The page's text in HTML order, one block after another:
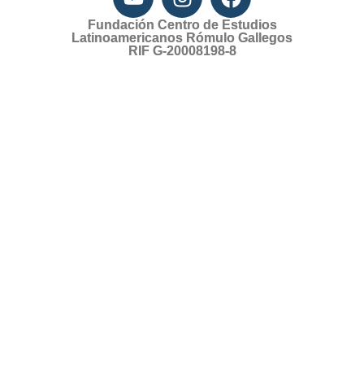
Fundación Centro de Estudios
Latinoamericanos Rómulo Gallegos
RIF G-20008198-8